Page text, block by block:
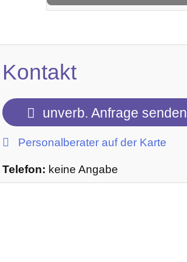
Kontakt
unverb. Anfrage senden
Personalberater auf der Karte
Telefon: keine Angabe